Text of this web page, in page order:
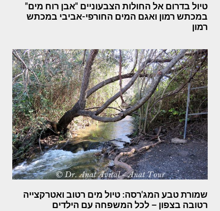
טיול בדרום אל החולות הצבעוניים "אבן רוח מים"
במכתש רמון ואגם המים החורפי-אביבי במכתש
רמון
שמורת טבע המג'רסה: טיול מים רטוב ואטרקצייה
רטובה בצפון – לכל המשפחה עם הילדים